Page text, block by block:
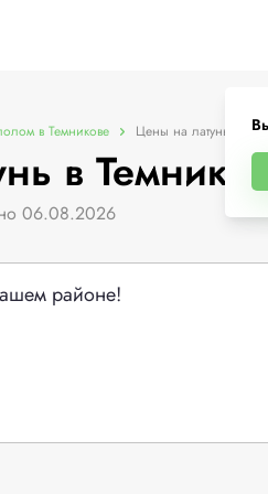
в Темникове Цены на латунь
в
06.08.2026
районе!